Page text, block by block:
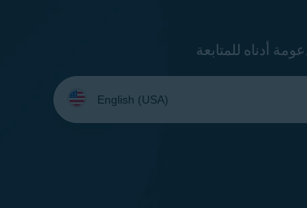
Select
your
language: